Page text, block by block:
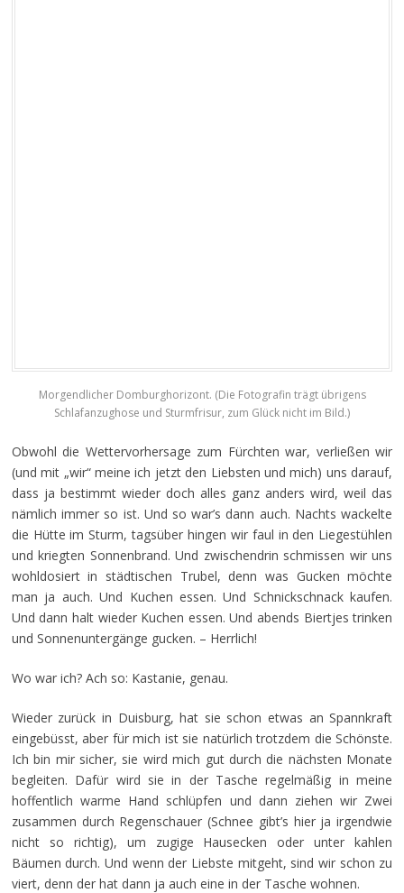
Morgendlicher Domburghorizont. (Die Fotografin trägt übrigens
Schlafanzughose und Sturmfrisur, zum Glück nicht im Bild.)
Obwohl die Wettervorhersage zum Fürchten war, verließen wir
(und mit „wir“ meine ich jetzt den Liebsten und mich) uns darauf,
dass ja bestimmt wieder doch alles ganz anders wird, weil das
nämlich immer so ist. Und so war’s dann auch. Nachts wackelte
die Hütte im Sturm, tagsüber hingen wir faul in den Liegestühlen
und kriegten Sonnenbrand. Und zwischendrin schmissen wir uns
wohldosiert in städtischen Trubel, denn was Gucken möchte
man ja auch. Und Kuchen essen. Und Schnickschnack kaufen.
Und dann halt wieder Kuchen essen. Und abends Biertjes trinken
und Sonnenuntergänge gucken. – Herrlich!
Wo war ich? Ach so: Kastanie, genau.
Wieder zurück in Duisburg, hat sie schon etwas an Spannkraft
eingebüsst, aber für mich ist sie natürlich trotzdem die Schönste.
Ich bin mir sicher, sie wird mich gut durch die nächsten Monate
begleiten. Dafür wird sie in der Tasche regelmäßig in meine
hoffentlich warme Hand schlüpfen und dann ziehen wir Zwei
zusammen durch Regenschauer (Schnee gibt’s hier ja irgendwie
nicht so richtig), um zugige Hausecken oder unter kahlen
Bäumen durch. Und wenn der Liebste mitgeht, sind wir schon zu
viert, denn der hat dann ja auch eine in der Tasche wohnen.